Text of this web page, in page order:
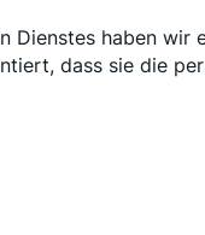
Dienstes haben
dass sie die